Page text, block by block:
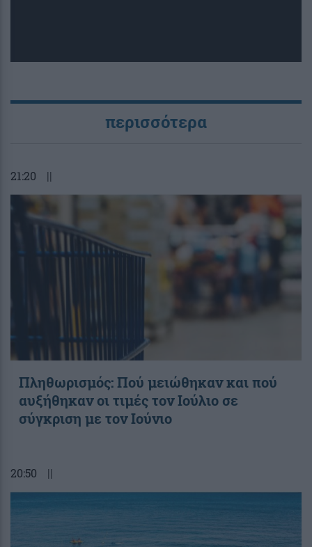
περισσότερα
21:20 ||
Πληθωρισμός: Πού μειώθηκαν και πού
αυξήθηκαν οι τιμές τον Ιούλιο σε
σύγκριση με τον Ιούνιο
20:50 ||